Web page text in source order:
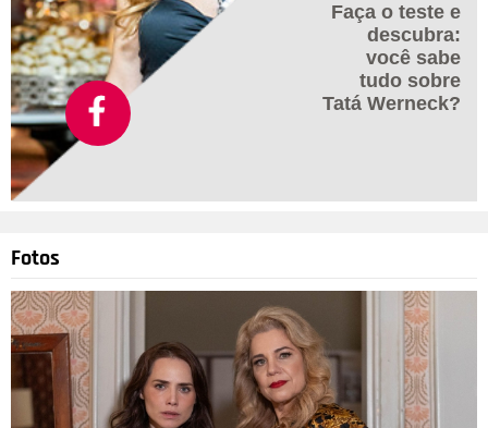
Faça o teste e
descubra:
você sabe
tudo sobre
Tatá Werneck?
Fotos